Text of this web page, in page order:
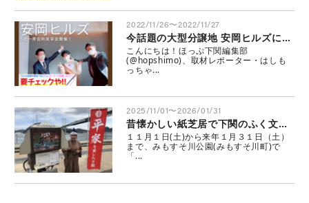
2022/11/26〜2022/11/27
今話題の大型分譲地 安岡ヒルズに行ってみた♪
こんにちは！ほっぷ下関編集部
(@hopshimo)、取材レポーター・はしも
っちゃ...
2025/11/01〜2026/01/31
昔懐かしい紙芝居で下関のふく文化を学ぼう
１１月１日(土)から来年１月３１日（土）
まで、みもすそ川公園(みもすそ川町)で
「...